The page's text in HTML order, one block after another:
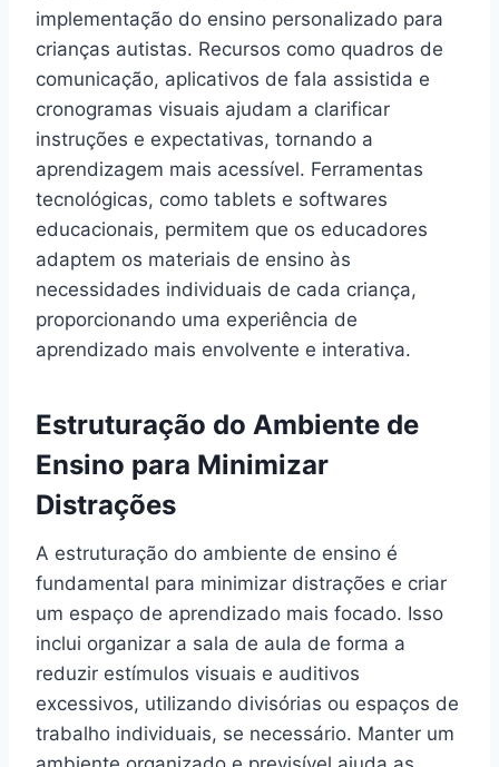
implementação do ensino personalizado para
crianças autistas. Recursos como quadros de
comunicação, aplicativos de fala assistida e
cronogramas visuais ajudam a clarificar
instruções e expectativas, tornando a
aprendizagem mais acessível. Ferramentas
tecnológicas, como tablets e softwares
educacionais, permitem que os educadores
adaptem os materiais de ensino às
necessidades individuais de cada criança,
proporcionando uma experiência de
aprendizado mais envolvente e interativa.
Estruturação do Ambiente de
Ensino para Minimizar
Distrações
A estruturação do ambiente de ensino é
fundamental para minimizar distrações e criar
um espaço de aprendizado mais focado. Isso
inclui organizar a sala de aula de forma a
reduzir estímulos visuais e auditivos
excessivos, utilizando divisórias ou espaços de
trabalho individuais, se necessário. Manter um